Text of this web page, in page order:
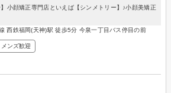
小顔矯正専門店といえば【シンメトリー】♪小顔美矯正
西鉄福岡(天神)駅 徒歩5分 今泉一丁目バス停目の前
メンズ歓迎